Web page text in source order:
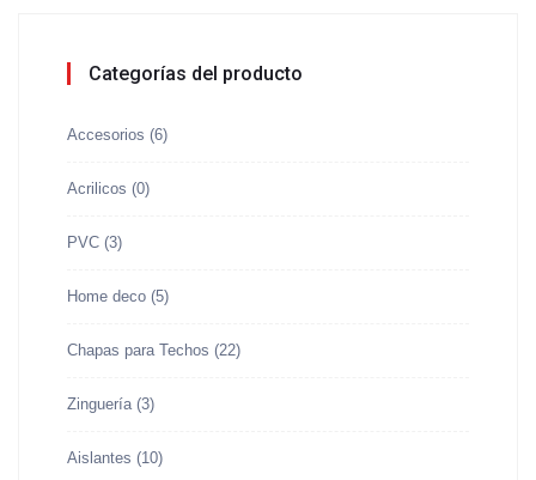
Categorías del producto
Accesorios (6)
Acrilicos (0)
PVC (3)
Home deco (5)
Chapas para Techos (22)
Zinguería (3)
Aislantes (10)